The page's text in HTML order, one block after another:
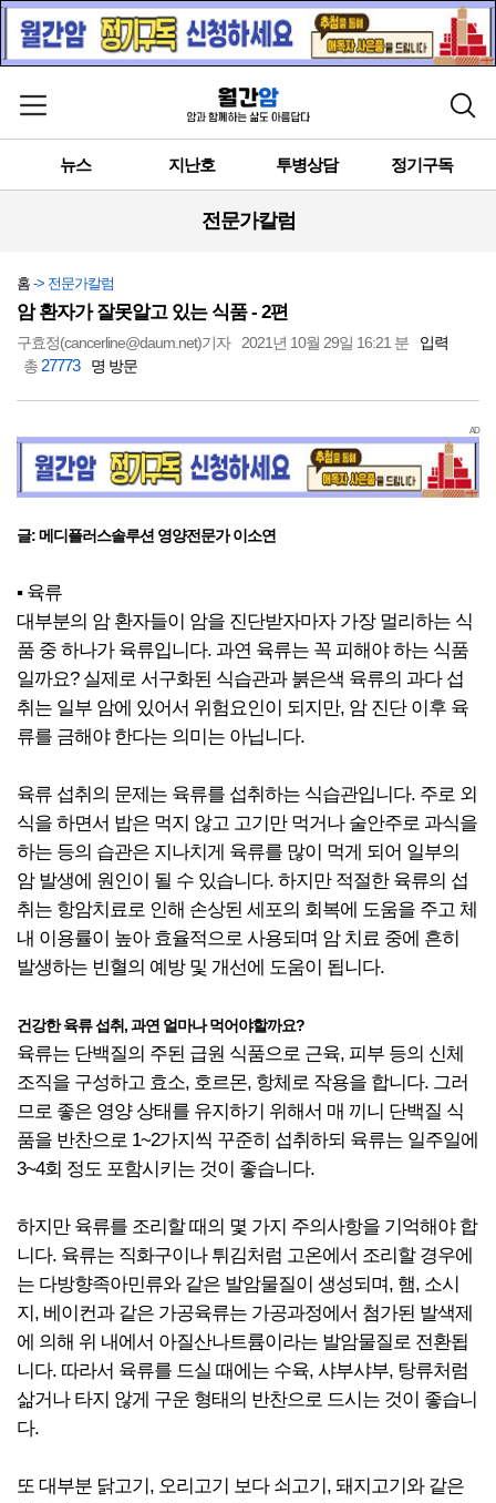
메뉴 열기 검색
뉴스 지난호 투병상담 정기구독
전문가칼럼
홈 -> 전문가칼럼
암 환자가 잘못알고 있는 식품 - 2편
구효정(cancerline@daum.net)기자 2021년 10월 29일 16:21 분
입력
총 27773 명 방문
AD
글: 메디플러스솔루션 영양전문가 이소연
▪ 육류
대부분의 암 환자들이 암을 진단받자마자 가장 멀리하는 식
품 중 하나가 육류입니다. 과연 육류는 꼭 피해야 하는 식품
일까요? 실제로 서구화된 식습관과 붉은색 육류의 과다 섭
취는 일부 암에 있어서 위험요인이 되지만, 암 진단 이후 육
류를 금해야 한다는 의미는 아닙니다.
육류 섭취의 문제는 육류를 섭취하는 식습관입니다. 주로 외
식을 하면서 밥은 먹지 않고 고기만 먹거나 술안주로 과식을
하는 등의 습관은 지나치게 육류를 많이 먹게 되어 일부의
암 발생에 원인이 될 수 있습니다. 하지만 적절한 육류의 섭
취는 항암치료로 인해 손상된 세포의 회복에 도움을 주고 체
내 이용률이 높아 효율적으로 사용되며 암 치료 중에 흔히
발생하는 빈혈의 예방 및 개선에 도움이 됩니다.
건강한 육류 섭취, 과연 얼마나 먹어야할까요?
육류는 단백질의 주된 급원 식품으로 근육, 피부 등의 신체
조직을 구성하고 효소, 호르몬, 항체로 작용을 합니다. 그러
므로 좋은 영양 상태를 유지하기 위해서 매 끼니 단백질 식
품을 반찬으로 1~2가지씩 꾸준히 섭취하되 육류는 일주일에
3~4회 정도 포함시키는 것이 좋습니다.
하지만 육류를 조리할 때의 몇 가지 주의사항을 기억해야 합
니다. 육류는 직화구이나 튀김처럼 고온에서 조리할 경우에
는 다방향족아민류와 같은 발암물질이 생성되며, 햄, 소시
지, 베이컨과 같은 가공육류는 가공과정에서 첨가된 발색제
에 의해 위 내에서 아질산나트륨이라는 발암물질로 전환됩
니다. 따라서 육류를 드실 때에는 수육, 샤부샤부, 탕류처럼
삶거나 타지 않게 구운 형태의 반찬으로 드시는 것이 좋습니
다.
또 대부분 닭고기, 오리고기 보다 쇠고기, 돼지고기와 같은